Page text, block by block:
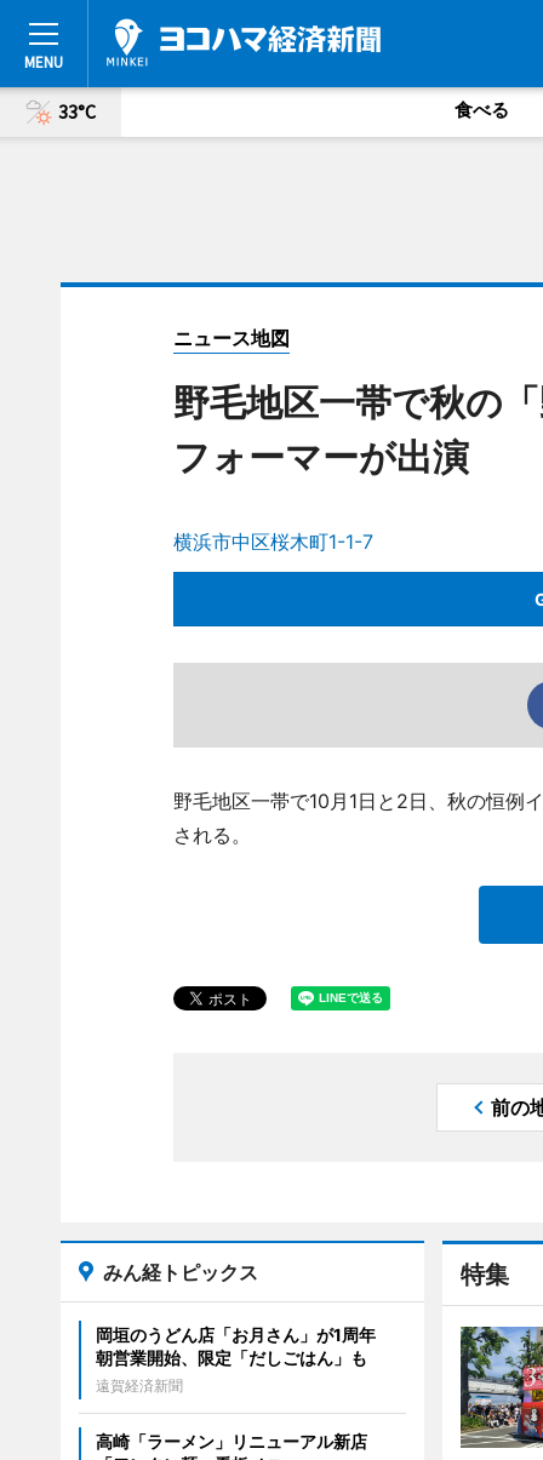
33°C 食べる
ニュース地図
野毛地区一帯で秋の
フォーマーが出演
横浜市中区桜木町1-1-7
野毛地区一帯で10月1日と2日、秋の恒例
される。
前の
特集
みん経トピックス
岡垣のうどん店「お月さん」が1周年
朝営業開始、限定「だしごはん」も
遠賀経済新聞
高崎「ラーメン」リニューアル新店